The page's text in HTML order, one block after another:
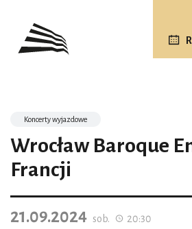
Koncerty wyjazdowe
Wrocław Baroque
Francji
21.09.2024 sob.
20:30